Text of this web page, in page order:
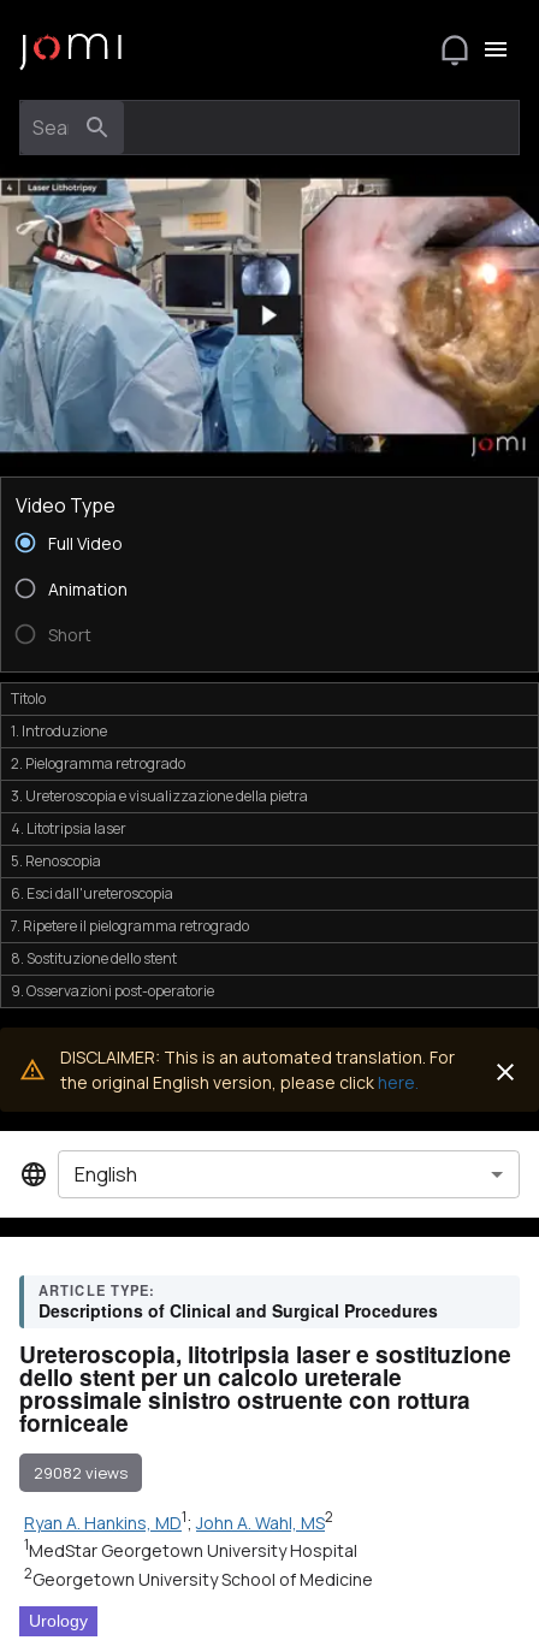
Video Type
Full Video
Animation
Short
Titolo
1. Introduzione
2. Pielogramma retrogrado
3. Ureteroscopia e visualizzazione della pietra
4. Litotripsia laser
5. Renoscopia
6. Esci dall'ureteroscopia
7. Ripetere il pielogramma retrogrado
8. Sostituzione dello stent
9. Osservazioni post-operatorie
DISCLAIMER: This is an automated translation. For
the original English version, please click here.
ARTICLE TYPE:
Descriptions of Clinical and Surgical Procedures
Ureteroscopia, litotripsia laser e sostituzione
dello stent per un calcolo ureterale
prossimale sinistro ostruente con rottura
forniceale
29082 views
Ryan A. Hankins, MD1;John A. Wahl, MS2
1MedStar Georgetown University Hospital
2Georgetown University School of Medicine
Urology
English